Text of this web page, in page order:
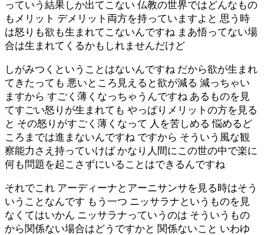
っていう結果しか出てこない 仏教の世界ではどんなもの
もメリット デメリット両方を持っていますよと 思う時
は怒りも欲も生まれてこないんですね まあ悟ってない場
合は生まれてくるかもしれませんだけど
しがみつくということはないんですね だから欲が生まれ
てきたっても 悪いところ見えると欲が減る 減っちゃい
ますから すごく薄くなっちゃうんですね あるものを見
てすごい怒りが生まれても やっぱりメリットの方を見る
と その怒りがすごく薄くなって 人を苦しめる 悩めるど
ころまでは進まないんですね ですから そういう風な観
察能力さえ持っていけば かなり人間にこの世の中で楽に
何も問題を起こさずにいることはできるんですね
それでこれ アーディーナとアーニサンサを見る時はそう
いうことなんです もう一つ ニッサラナというものを見
なくてはいかん ニッサラナっていうのは そういうもの
から関係ない場合はどうですかと 関係ないこと いわゆ